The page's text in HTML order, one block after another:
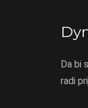
Da bi
radi